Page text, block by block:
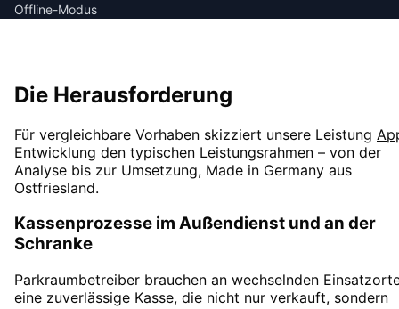
Offline-Modus
Die Herausforderung
Für vergleichbare Vorhaben skizziert unsere Leistung
Entwicklung den typischen Leistungsrahmen – von der
Analyse bis zur Umsetzung, Made in Germany aus
Ostfriesland.
Kassenprozesse im Außendienst und an der
Schranke
Parkraumbetreiber brauchen an wechselnden
eine zuverlässige Kasse, die nicht nur verkauft, sondern